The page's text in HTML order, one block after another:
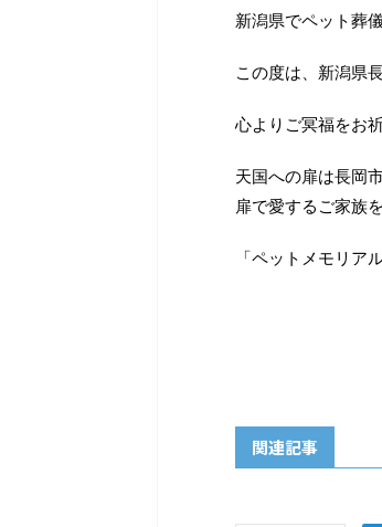
新潟県でペット葬
この度は、新潟県
心よりご冥福をお
天国への扉は長岡
扉で愛するご家族
「ペットメモリア
関連記事